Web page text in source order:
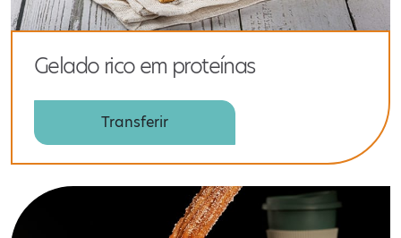
Gelado rico em proteínas
Transferir